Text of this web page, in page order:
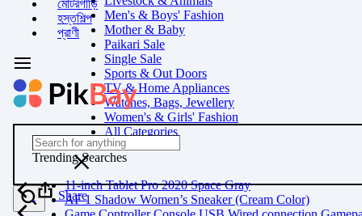
Men's & Boys' Fashion
Mother & Baby
Paikari Sale
Single Sale
Sports & Out Doors
TV & Home Appliances
Watches, Bags, Jewellery
Women's & Girls' Fashion
All Categories
মোটরগাড়ি
হস্তশিল্প
প্রাণী
Trending Searches
11-inch Tablet Pro 2020 Space Gray
AF 1 Shadow Women’s Sneaker (Cream Color)
Share